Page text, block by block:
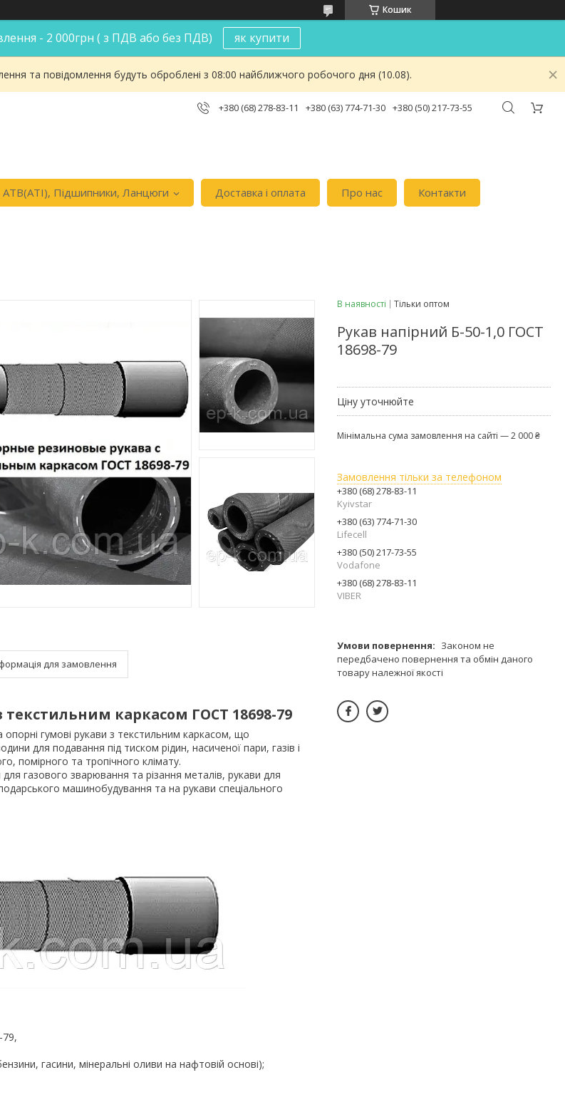
Кошик
- 2 000грн ( з ПДВ або без ПДВ) як купити
та повідомлення будуть оброблені з 08:00 найближчого робочого дня (10.08).
+380 (68) 278-83-11 +380 (63) 774-71-30 +380 (50) 217-73-55
АТВ(АТI), Пiдшипники, Ланцюги Доставка i оплата Про нас Контакти
для замовлення
текстильним каркасом ГОСТ 18698-79
гумові рукави з текстильним каркасом, що
для подавання під тиском рідин, насиченої пари, газів і
помірного та тропічного клімату.
газового зварювання та різання металів, рукави для
машинобудування та на рукави спеціального
гасини, мінеральні оливи на нафтовій основі);
В наявності Тільки оптом
Рукав напірний Б-50-1,0 ГОСТ
18698-79
Ціну уточнюйте
Мінімальна сума замовлення на сайті — 2 000 ₴
Замовлення тільки за телефоном
+380 (68) 278-83-11
Kyivstar
+380 (63) 774-71-30
Lifecell
+380 (50) 217-73-55
Vodafone
+380 (68) 278-83-11
VIBER
Законом не
передбачено повернення та обмін даного
товару належної якості